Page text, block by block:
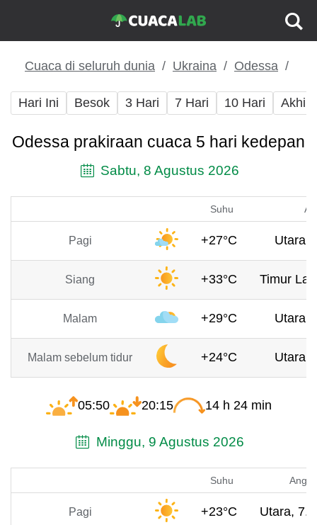
Cuaca di seluruh dunia Ukraina Odessa
Hari Ini Besok 3 Hari 7 Hari 10 Hari Akhir
Odessa prakiraan cuaca 5 hari kedepan
Sabtu, 8 Agustus 2026
Suhu
Pagi +27°C Utara,
Siang +33°C Timur
Malam +29°C Utara,
Malam sebelum tidur +24°C Utara,
05:50 20:15 14 h 24 min
Minggu, 9 Agustus 2026
Suhu Angin
Pagi +23°C Utara,